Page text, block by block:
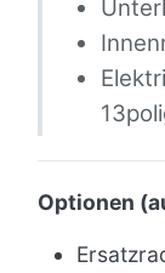
Optionen